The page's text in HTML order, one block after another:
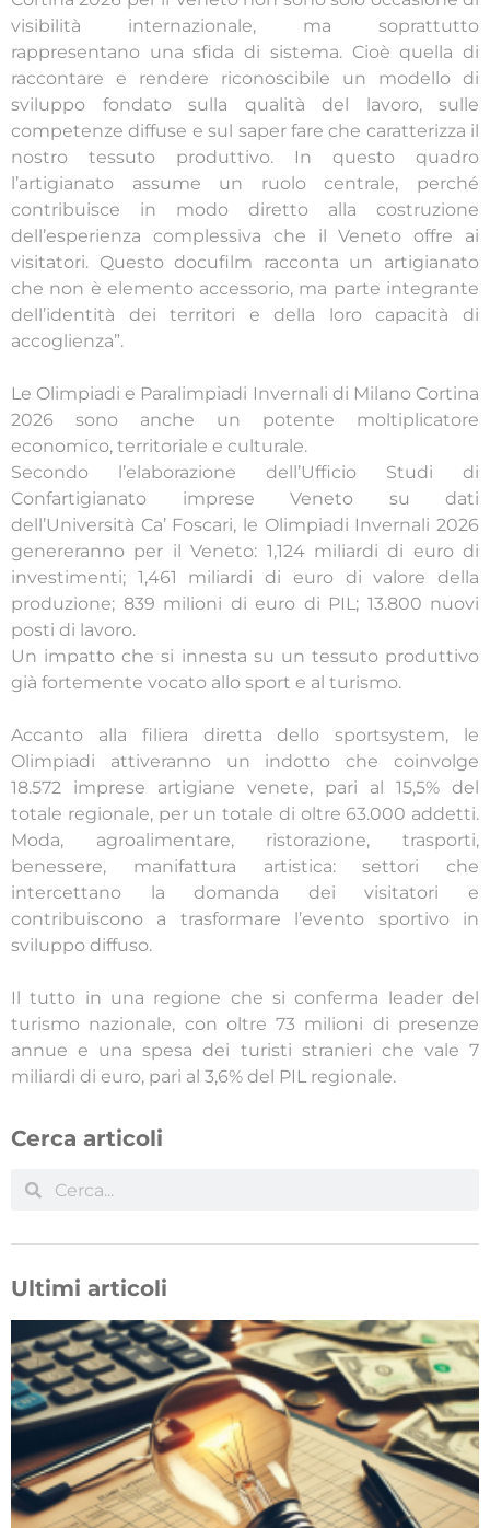
visibilità internazionale, ma soprattutto
rappresentano una sfida di sistema. Cioè quella di
raccontare e rendere riconoscibile un modello di
sviluppo fondato sulla qualità del lavoro, sulle
competenze diffuse e sul saper fare che caratterizza il
nostro tessuto produttivo. In questo quadro
l’artigianato assume un ruolo centrale, perché
contribuisce in modo diretto alla costruzione
dell’esperienza complessiva che il Veneto offre ai
visitatori. Questo docufilm racconta un artigianato
che non è elemento accessorio, ma parte integrante
dell’identità dei territori e della loro capacità di
accoglienza”.
Le Olimpiadi e Paralimpiadi Invernali di Milano Cortina
2026 sono anche un potente moltiplicatore
economico, territoriale e culturale.
Secondo l’elaborazione dell’Ufficio Studi di
Confartigianato imprese Veneto su dati
dell’Università Ca’ Foscari, le Olimpiadi Invernali 2026
genereranno per il Veneto: 1,124 miliardi di euro di
investimenti; 1,461 miliardi di euro di valore della
produzione; 839 milioni di euro di PIL; 13.800 nuovi
posti di lavoro.
Un impatto che si innesta su un tessuto produttivo
già fortemente vocato allo sport e al turismo.
Accanto alla filiera diretta dello sportsystem, le
Olimpiadi attiveranno un indotto che coinvolge
18.572 imprese artigiane venete, pari al 15,5% del
totale regionale, per un totale di oltre 63.000 addetti.
Moda, agroalimentare, ristorazione, trasporti,
benessere, manifattura artistica: settori che
intercettano la domanda dei visitatori e
contribuiscono a trasformare l’evento sportivo in
sviluppo diffuso.
Il tutto in una regione che si conferma leader del
turismo nazionale, con oltre 73 milioni di presenze
annue e una spesa dei turisti stranieri che vale 7
miliardi di euro, pari al 3,6% del PIL regionale.
Cerca articoli
Ultimi articoli